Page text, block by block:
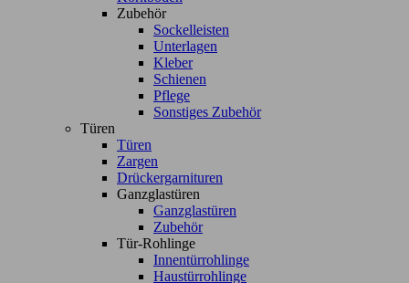
Zubehör
Sockelleisten
Unterlagen
Kleber
Schienen
Pflege
Sonstiges Zubehör
Türen
Türen
Zargen
Drückergarnituren
Ganzglastüren
Ganzglastüren
Zubehör
Tür-Rohlinge
Innentürrohlinge
Haustürrohlinge